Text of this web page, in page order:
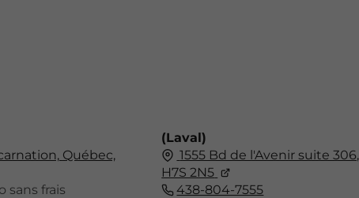
Québec,
sans frais
(Laval)
1555 Bd de l'Avenir suite
H7S 2N5
438-804-7555